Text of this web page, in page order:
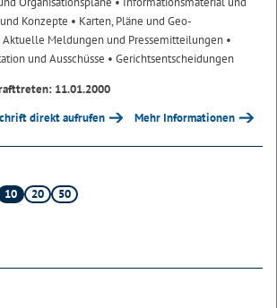
Konzepte • Karten, Pläne und Geo-
Aktuelle Meldungen und Pressemitteilungen •
und Ausschüsse • Gerichtsentscheidungen
11.01.2000
direkt aufrufen Mehr Informationen
10 20 50